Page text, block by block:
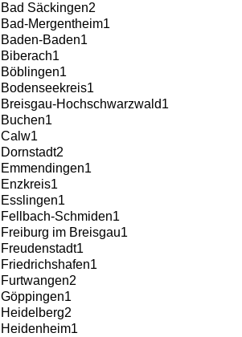
Bad Säckingen2
Bad-Mergentheim1
Baden-Baden1
Biberach1
Böblingen1
Bodenseekreis1
Breisgau-Hochschwarzwald1
Buchen1
Calw1
Dornstadt2
Emmendingen1
Enzkreis1
Esslingen1
Fellbach-Schmiden1
Freiburg im Breisgau1
Freudenstadt1
Friedrichshafen1
Furtwangen2
Göppingen1
Heidelberg2
Heidenheim1